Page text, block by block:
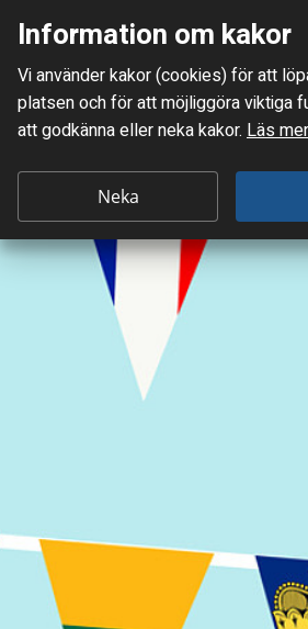
Mellanskånes Renhållnings AB
Information om kakor
Vi använder kakor (cookies) för att
platsen och för att möjlig­göra viktiga
att godkänna eller neka kakor. Läs
Neka